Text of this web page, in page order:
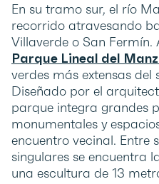
En su tramo sur, el río
recorrido atravesando
Villaverde o San Fermín.
Parque Lineal del
verdes más extensas del
Diseñado por el
parque integra grandes
monumentales y
encuentro vecinal. Entre
singulares se encuentra
una escultura de 13